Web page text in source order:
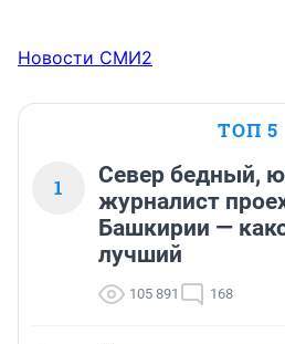
сентября 2022 года.
На фоне того уровня зарплат,
устанавливают российские
предложение немцев
показаться привлекательным.
Новости СМИ2
ТОП 5
1
Север бедный,
журналист
Башкирии —
лучший
105 891 168